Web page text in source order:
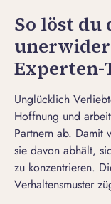
So löst du
Experten-
Unglücklich
Hoffnung und
Partnern ab. Damit
sie davon abhält,
zu konzentrieren.
Verhaltensmuster